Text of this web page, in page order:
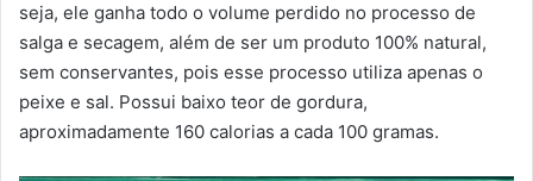
seja, ele ganha todo o volume perdido no processo de
salga e secagem, além de ser um produto 100% natural,
sem conservantes, pois esse processo utiliza apenas o
peixe e sal. Possui baixo teor de gordura,
aproximadamente 160 calorias a cada 100 gramas.